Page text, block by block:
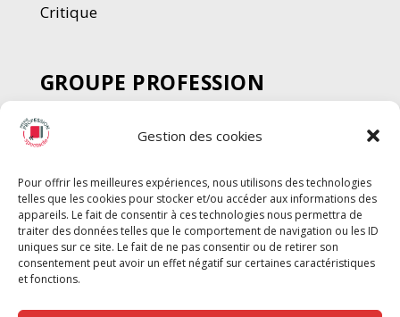
Gestion des cookies
Pour offrir les meilleures expériences, nous utilisons des technologies
telles que les cookies pour stocker et/ou accéder aux informations des
appareils. Le fait de consentir à ces technologies nous permettra de
traiter des données telles que le comportement de navigation ou les ID
uniques sur ce site. Le fait de ne pas consentir ou de retirer son
consentement peut avoir un effet négatif sur certaines caractéristiques
et fonctions.
Critique
GROUPE PROFESSION
SPECTACLE
Chèque Intermittents
Chèque Compta
Chèque Emploi Spectacle
G-Pods
Profession Audio-visuel